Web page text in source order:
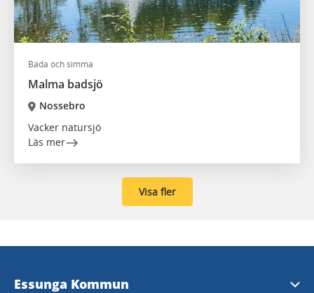
Bada och simma
Malma badsjö
Nossebro
Vacker natursjö
Läs mer
Visa fler
Essunga Kommun